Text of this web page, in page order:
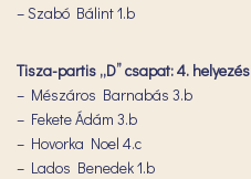
– Szabó Bálint 1.b
Tisza-partis „D” csapat: 4. helyezés
– Mészáros Barnabás 3.b
– Fekete Ádám 3.b
– Hovorka Noel 4.c
– Lados Benedek 1.b